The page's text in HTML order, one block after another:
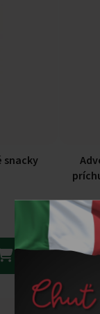
snacky
